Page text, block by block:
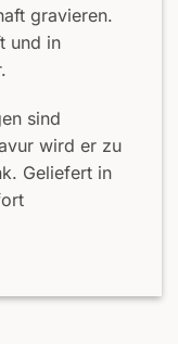
gravieren.
und in
sind
wird er zu
Geliefert in